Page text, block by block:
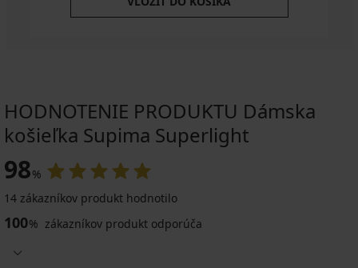
HODNOTENIE PRODUKTU Dámska
košieľka Supima Superlight
98%
14 zákazníkov produkt hodnotilo
100% zákazníkov produkt odporúča